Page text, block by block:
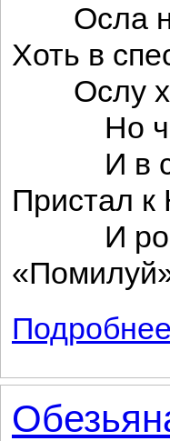
Осла
Хоть в
Ослу
Но
И в
Пристал
И росту
Подробнее